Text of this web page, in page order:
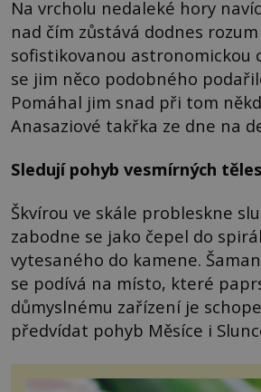
Na vrcholu nedaleké hory
nad čím zůstává dodnes
sofistikovanou astronomickou
se jim něco podobného
Pomáhal jim snad při tom
Anasaziové takřka ze dne na
Sledují pohyb vesmírných těles
Škvírou ve skále probleskne
zabodne se jako čepel do
vytesaného do kamene.
se podívá na místo, které
důmyslnému zařízení je
předvídat pohyb Měsíce i